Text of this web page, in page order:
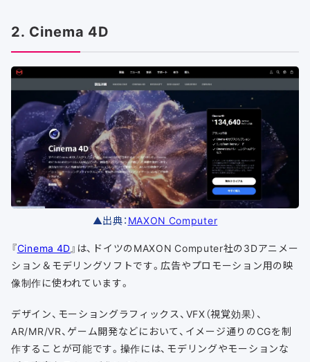
2. Cinema 4D
▲出典： MAXON Computer
『Cinema 4D 』は、ドイツのMAXON Computer社の3Dアニメー
ション＆モデリングソフトです。広告やプロモーション用の映
像制作に使われています。
デザイン、モーショングラフィックス、VFX（視覚効果）、
AR/MR/VR、ゲーム開発などにおいて、イメージ通りのCGを制
作することが可能です。操作には、モデリングやモーションな